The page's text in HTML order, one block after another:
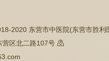
2020 东营市中医院(东营市胜利
营区北二路107号 